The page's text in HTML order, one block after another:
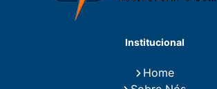
Empresa de Manutenção Eletrica
Empresa de Prestação de Serviços Eletricos
Fiação para Instalação Eletrica Residencial
Instalação de Energia Solar Residencial
Institucional
Home